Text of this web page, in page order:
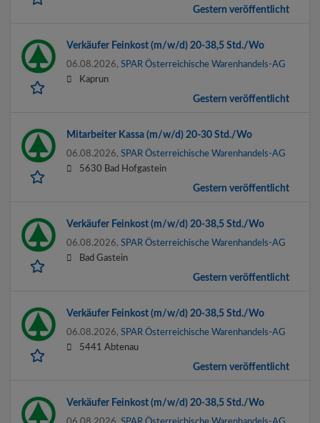
Gestern veröffentlicht
Verkäufer Feinkost (m/w/d) 20-38,5 Std./Wo
06.08.2026, SPAR Österreichische Warenhandels-AG
Kaprun
Gestern veröffentlicht
Mitarbeiter Kassa (m/w/d) 20-30 Std./Wo
06.08.2026, SPAR Österreichische Warenhandels-AG
5630 Bad Hofgastein
Gestern veröffentlicht
Verkäufer Feinkost (m/w/d) 20-38,5 Std./Wo
06.08.2026, SPAR Österreichische Warenhandels-AG
Bad Gastein
Gestern veröffentlicht
Verkäufer Feinkost (m/w/d) 20-38,5 Std./Wo
06.08.2026, SPAR Österreichische Warenhandels-AG
5441 Abtenau
Gestern veröffentlicht
Verkäufer Feinkost (m/w/d) 20-38,5 Std./Wo